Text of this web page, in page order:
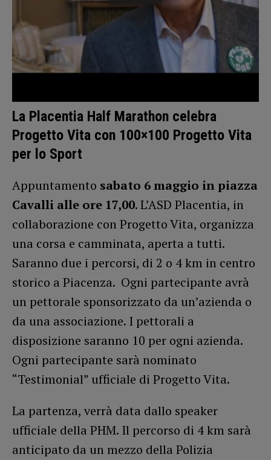
La Placentia Half Marathon celebra
Progetto Vita con 100×100 Progetto Vita
per lo Sport
Appuntamento sabato 6 maggio in piazza
Cavalli alle ore 17,00. L’ASD Placentia, in
collaborazione con Progetto Vita, organizza
una corsa e camminata, aperta a tutti.
Saranno due i percorsi, di 2 o 4 km in centro
storico a Piacenza. Ogni partecipante avrà
un pettorale sponsorizzato da un’azienda o
da una associazione. I pettorali a
disposizione saranno 10 per ogni azienda.
Ogni partecipante sarà nominato
“Testimonial” ufficiale di Progetto Vita.
La partenza, verrà data dallo speaker
ufficiale della PHM. Il percorso di 4 km sarà
anticipato da un mezzo della Polizia